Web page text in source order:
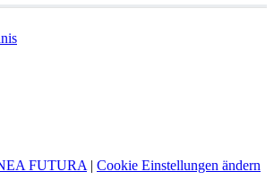
FUTURA | Cookie Einstellungen ändern